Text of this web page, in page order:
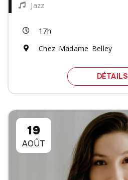
Jazz
17h
Chez Madame Belley
DÉTAILS
19
AOÛT